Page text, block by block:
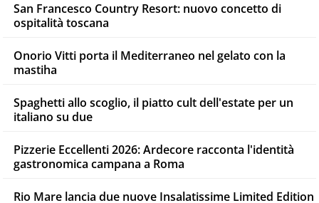
San Francesco Country Resort: nuovo concetto di
ospitalità toscana
Onorio Vitti porta il Mediterraneo nel gelato con la
mastiha
Spaghetti allo scoglio, il piatto cult dell'estate per un
italiano su due
Pizzerie Eccellenti 2026: Ardecore racconta l'identità
gastronomica campana a Roma
Rio Mare lancia due nuove Insalatissime Limited Edition